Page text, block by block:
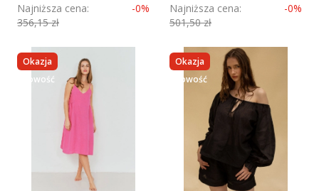
Najniższa cena:
356,15 zł
-0%
Najniższa cena:
501,50 zł
-0%
Okazja
nowość
Okazja
nowość